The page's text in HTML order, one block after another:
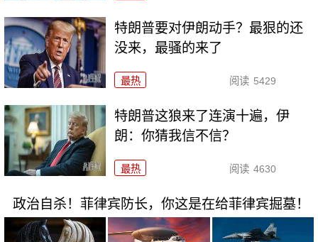
特朗普要对伊朗动手？最狠的还
没来，最骚的来了
最热 阅读 5429
特朗普这狼来了连演十遍，伊
朗：你猜我信不信？
最热 阅读 4630
政治自杀！菲律宾防长，你这是在给菲律宾掘墓！